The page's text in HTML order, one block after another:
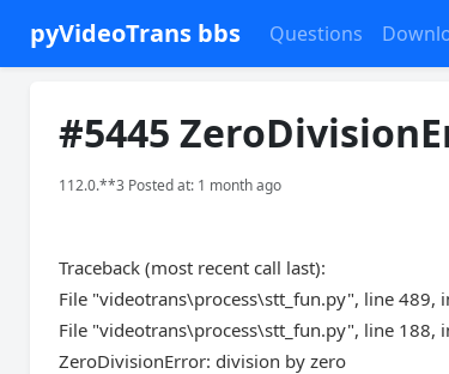
pyVideoTrans bbs Questions
#5445
112.0.**3 Posted at: 1 month ago
Traceback (most recent call last):
File "videotrans\process\stt_fun.py", line 489,
File "videotrans\process\stt_fun.py", line 188,
ZeroDivisionError: division by zero